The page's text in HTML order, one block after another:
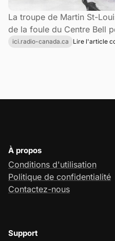
La troupe de Martin St-
de la foule du Centre Bell
ici.radio-canada.ca Lire l'article
À propos
Conditions d'utilisation
Politique de confidentialité
Contactez-nous
Support